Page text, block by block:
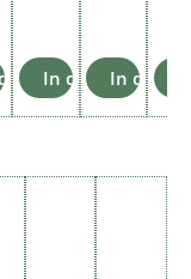
Warenkorb
In den In den